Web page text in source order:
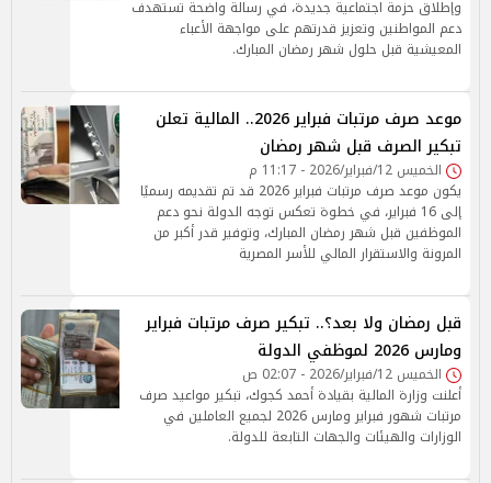
وإطلاق حزمة اجتماعية جديدة، في رسالة واضحة تستهدف
دعم المواطنين وتعزيز قدرتهم على مواجهة الأعباء
المعيشية قبل حلول شهر رمضان المبارك.
موعد صرف مرتبات فبراير 2026.. المالية تعلن
تبكير الصرف قبل شهر رمضان
الخميس 12/فبراير/2026 - 11:17 م
يكون موعد صرف مرتبات فبراير 2026 قد تم تقديمه رسميًا
إلى 16 فبراير، في خطوة تعكس توجه الدولة نحو دعم
الموظفين قبل شهر رمضان المبارك، وتوفير قدر أكبر من
المرونة والاستقرار المالي للأسر المصرية
قبل رمضان ولا بعد؟.. تبكير صرف مرتبات فبراير
ومارس 2026 لموظفي الدولة
الخميس 12/فبراير/2026 - 02:07 ص
أعلنت وزارة المالية بقيادة أحمد كجوك، تبكير مواعيد صرف
مرتبات شهور فبراير ومارس 2026 لجميع العاملين في
الوزارات والهيئات والجهات التابعة للدولة.